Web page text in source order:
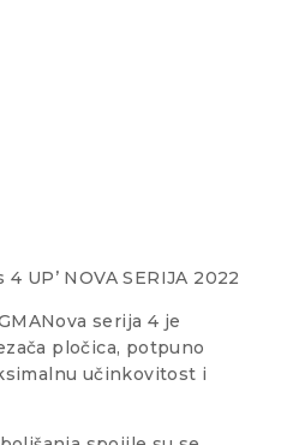
UP’ NOVA SERIJA 2022
serija 4 je
pločica, potpuno
učinkovitost i